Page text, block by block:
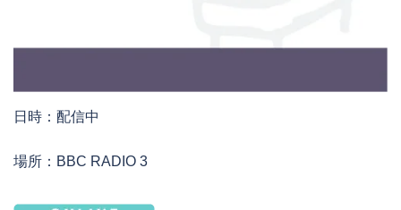
日時：配信中
場所：BBC RADIO 3